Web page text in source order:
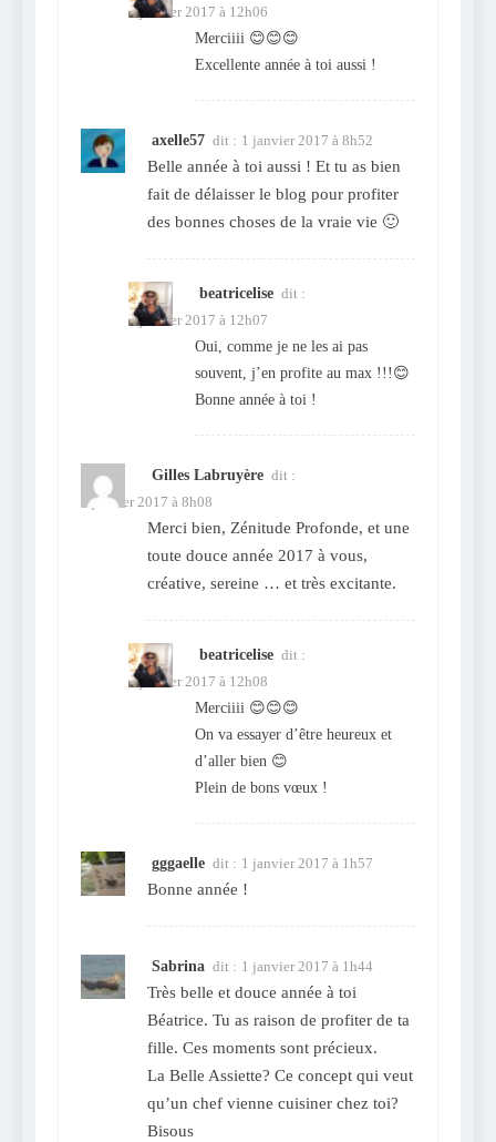
2 janvier 2017 à 12h06
Merciiii 😊😊😊
Excellente année à toi aussi !
axelle57 dit : 1 janvier 2017 à 8h52
Belle année à toi aussi ! Et tu as bien
fait de délaisser le blog pour profiter
des bonnes choses de la vraie vie 🙂
beatricelise dit :
2 janvier 2017 à 12h07
Oui, comme je ne les ai pas
souvent, j’en profite au max !!!😊
Bonne année à toi !
Gilles Labruyère dit :
1 janvier 2017 à 8h08
Merci bien, Zénitude Profonde, et une
toute douce année 2017 à vous,
créative, sereine … et très excitante.
beatricelise dit :
2 janvier 2017 à 12h08
Merciiii 😊😊😊
On va essayer d’être heureux et
d’aller bien 😊
Plein de bons vœux !
gggaelle dit : 1 janvier 2017 à 1h57
Bonne année !
Sabrina dit : 1 janvier 2017 à 1h44
Très belle et douce année à toi
Béatrice. Tu as raison de profiter de ta
fille. Ces moments sont précieux.
La Belle Assiette? Ce concept qui veut
qu’un chef vienne cuisiner chez toi?
Bisous